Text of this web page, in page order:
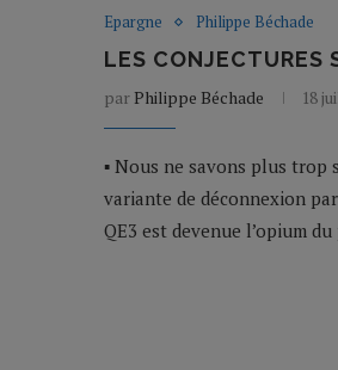
Epargne Philippe Béchade
LES CONJECTURES
par Philippe Béchade 18
▪ Nous ne savons plus trop
variante de déconnexion
QE3 est devenue l’opium